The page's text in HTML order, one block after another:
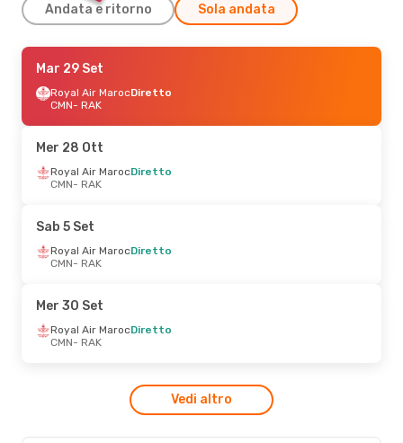
Andata e ritorno Sola andata
Mar 8 Set- Mar 15 Set
Royal Air MarocDiretto
CMN- RAK
RAK- CMN
Mar 29 Set
Royal Air MarocDiretto
CMN- RAK
Mer 28 Ott
Royal Air MarocDiretto
CMN- RAK
Sab 5 Set
Royal Air MarocDiretto
CMN- RAK
Mer 30 Set
Royal Air MarocDiretto
CMN- RAK
Vedi altro